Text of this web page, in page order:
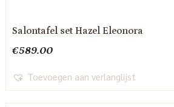
Salontafel set Hazel Eleonora
€589.00
Toevoegen aan verlanglijst